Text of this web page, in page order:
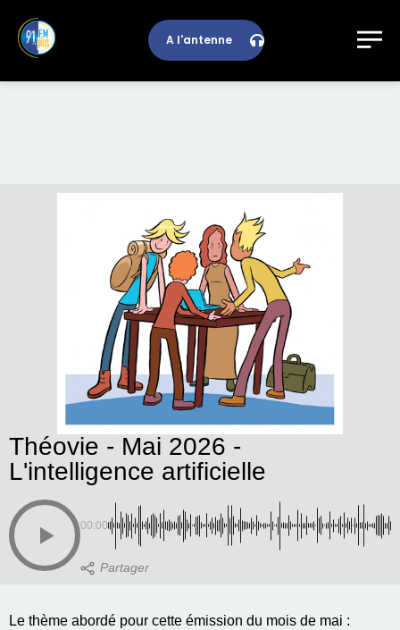
A l'antenne
Théovie - Mai 2026 -
L'intelligence artificielle
00:00
Le thème abordé pour cette émission du mois de mai :